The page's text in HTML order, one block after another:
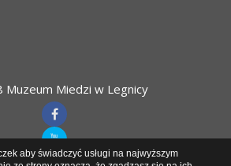
Miedzi w Legnicy
aby świadczyć usługi na najwyższym